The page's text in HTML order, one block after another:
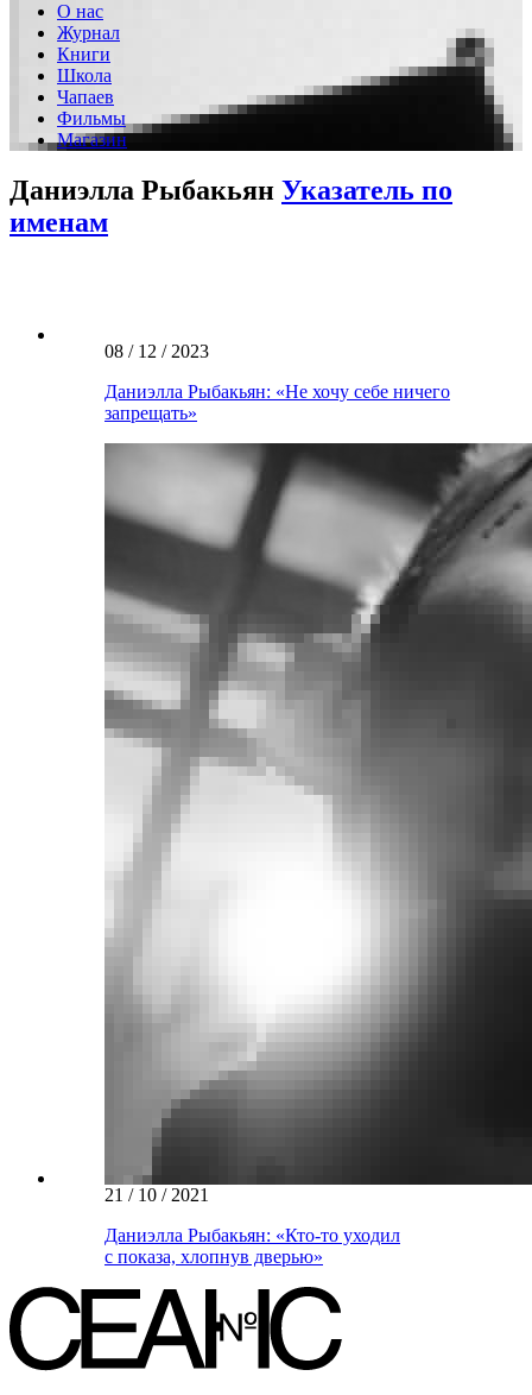
О нас
Журнал
Книги
Школа
Чапаев
Фильмы
Магазин
Даниэлла Рыбакьян Указатель по
именам
08 / 12 / 2023
Даниэлла Рыбакьян: «Не хочу себе ничего
запрещать»
21 / 10 / 2021
Даниэлла Рыбакьян: «Кто-то уходил
с показа, хлопнув дверью»